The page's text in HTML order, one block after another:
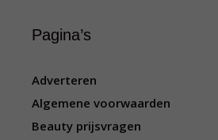
Pagina’s
Adverteren
Algemene voorwaarden
Beauty prijsvragen